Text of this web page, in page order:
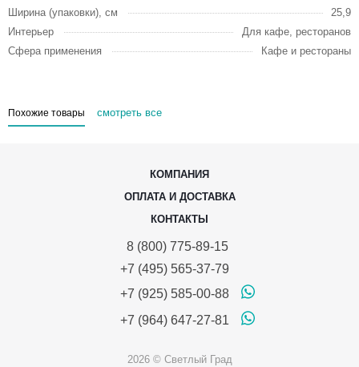
Ширина (упаковки), см
25,9
Интерьер
Для кафе, ресторанов
Сфера применения
Кафе и рестораны
Похожие товары смотреть все
КОМПАНИЯ
ОПЛАТА И ДОСТАВКА
КОНТАКТЫ
8 (800) 775-89-15
+7 (495) 565-37-79
+7 (925) 585-00-88
+7 (964) 647-27-81
2026 © Светлый Град